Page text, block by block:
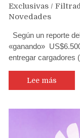
Exclusivas /
Novedades
Según un reporte
«ganando»
entregar cargadores
Lee más